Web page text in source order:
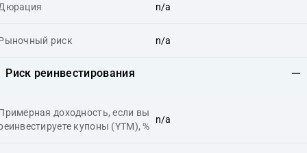
n/a
риск n/a
Риск реинвестирования
доходность, если вы
купоны (YTM), %
n/a